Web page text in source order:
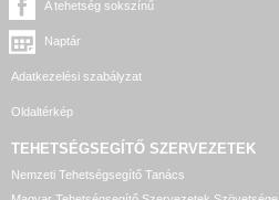
A tehetség sokszínű
Naptár
Adatkezelési szabályzat
Oldaltérkép
TEHETSÉGSEGÍTŐ SZERVEZETEK
Nemzeti Tehetségsegítő Tanács